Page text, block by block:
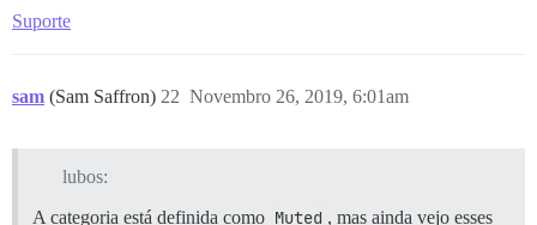
Suporte
sam (Sam Saffron) Novembro 26, 2019, 6:01am
22
lubos:
A categoria está definida como Muted , mas ainda vejo esses